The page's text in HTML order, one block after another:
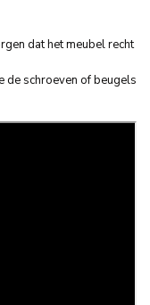
dat het meubel recht
de schroeven of beugels